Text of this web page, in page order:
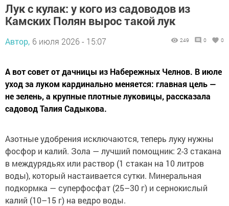
Лук с кулак: у кого из садоводов из
Камских Полян вырос такой лук
Автор, 6 июля 2026 - 15:07 249 0 0
А вот совет от дачницы из Набережных Челнов. В июле
уход за луком кардинально меняется: главная цель —
не зелень, а крупные плотные луковицы, рассказала
садовод Талия Садыкова.
Азотные удобрения исключаются, теперь луку нужны
фосфор и калий. Зола — лучший помощник: 2-3 стакана
в междурядьях или раствор (1 стакан на 10 литров
воды), который настаивается сутки. Минеральная
подкормка — суперфосфат (25–30 г) и сернокислый
калий (10–15 г) на ведро воды.